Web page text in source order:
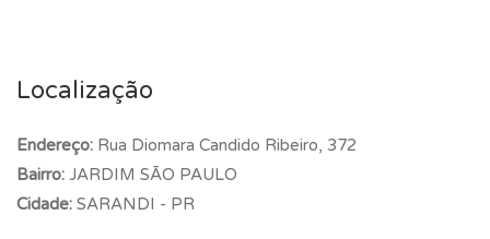
Localização
Endereço: Rua Diomara Candido Ribeiro, 372
Bairro: JARDIM SÃO PAULO
Cidade: SARANDI - PR